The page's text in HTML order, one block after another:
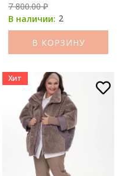
7 800.00 ₽
В наличии: 2
В КОРЗИНУ
Хит